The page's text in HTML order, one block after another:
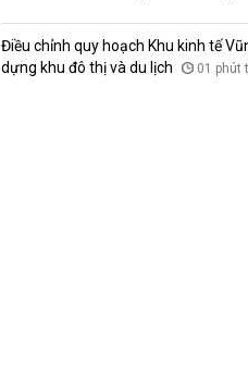
Điều chỉnh quy hoạch Khu kinh tế
dựng khu đô thị và du lịch
01 phút